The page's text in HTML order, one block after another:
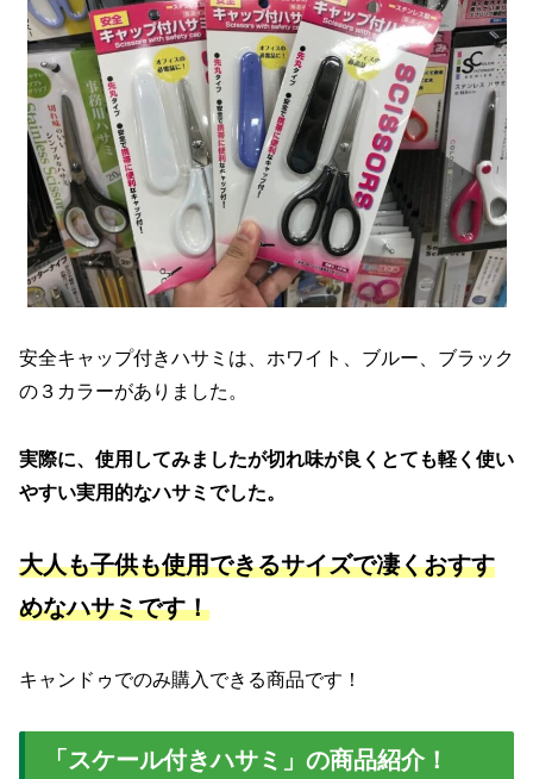
安全キャップ付きハサミは、ホワイト、ブルー、ブラック
の３カラーがありました。
実際に、使用してみましたが切れ味が良くとても軽く使い
やすい実用的なハサミでした。
大人も子供も使用できるサイズで凄くおすす
めなハサミです！
キャンドゥでのみ購入できる商品です！
「スケール付きハサミ」の商品紹介！